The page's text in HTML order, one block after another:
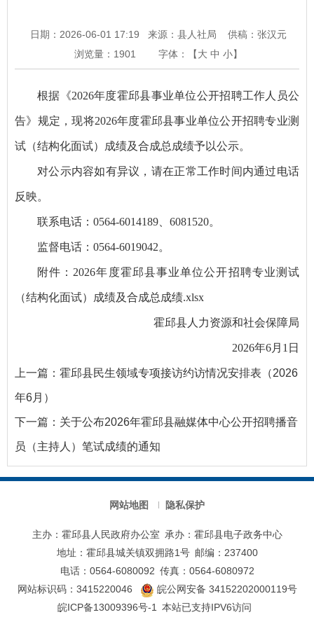
日期：2026-06-01 17:19 来源：县人社局
供稿：张汉元
浏览量： 1901 字体：【大 中 小】
根据《2026年度霍邱县事业单位公开招聘工作人员公
告》规定，现将2026年度霍邱县事业单位公开招聘专业测
试（结构化面试）成绩及合成总成绩予以公示。
对公示内容如有异议，请在正常工作时间内通过电话
反映。
联系电话：0564-6014189、6081520。
监督电话：0564-6019042。
附件： 2026年度霍邱县事业单位公开招聘专业测试
（结构化面试）成绩及合成总成绩.xlsx
霍邱县人力资源和社会保障局
2026年6月1日
上一篇： 霍邱县民生领域专项接访约访情况安排表（2026
年6月）
下一篇： 关于公布2026年霍邱县融媒体中心公开招聘播音
员（主持人）笔试成绩的通知
网站地图 隐私保护
主办：霍邱县人民政府办公室 承办：霍邱县电子政务中心
地址：霍邱县城关镇双拥路1号 邮编：237400
电话：0564-6080092 传真：0564-6080972
网站标识码：3415220046
皖公网安备 34152202000119号
皖ICP备13009396号-1 本站已支持IPV6访问